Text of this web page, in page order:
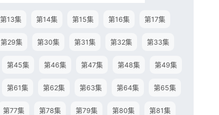
第13集 第14集 第15集 第16集 第17集
第29集 第30集 第31集 第32集 第33集
第45集 第46集 第47集 第48集 第49集
第61集 第62集 第63集 第64集 第65集
第77集 第78集 第79集 第80集 第81集